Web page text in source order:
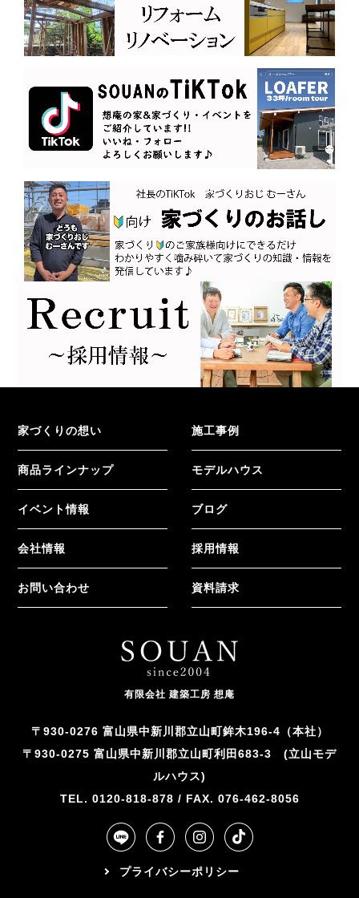
家づくりの想い 施工事例
商品ラインナップ モデルハウス
イベント情報 ブログ
会社情報 採用情報
お問い合わせ 資料請求
有限会社 建築工房 想庵
〒930-0276 富山県中新川郡立山町鉾木196-4（本社）
〒930-0275 富山県中新川郡立山町利田683-3 (立山モデ
ルハウス)
TEL. 0120-818-878 / FAX. 076-462-8056
プライバシーポリシー